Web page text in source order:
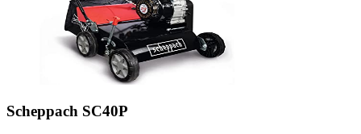
Scheppach SC40P